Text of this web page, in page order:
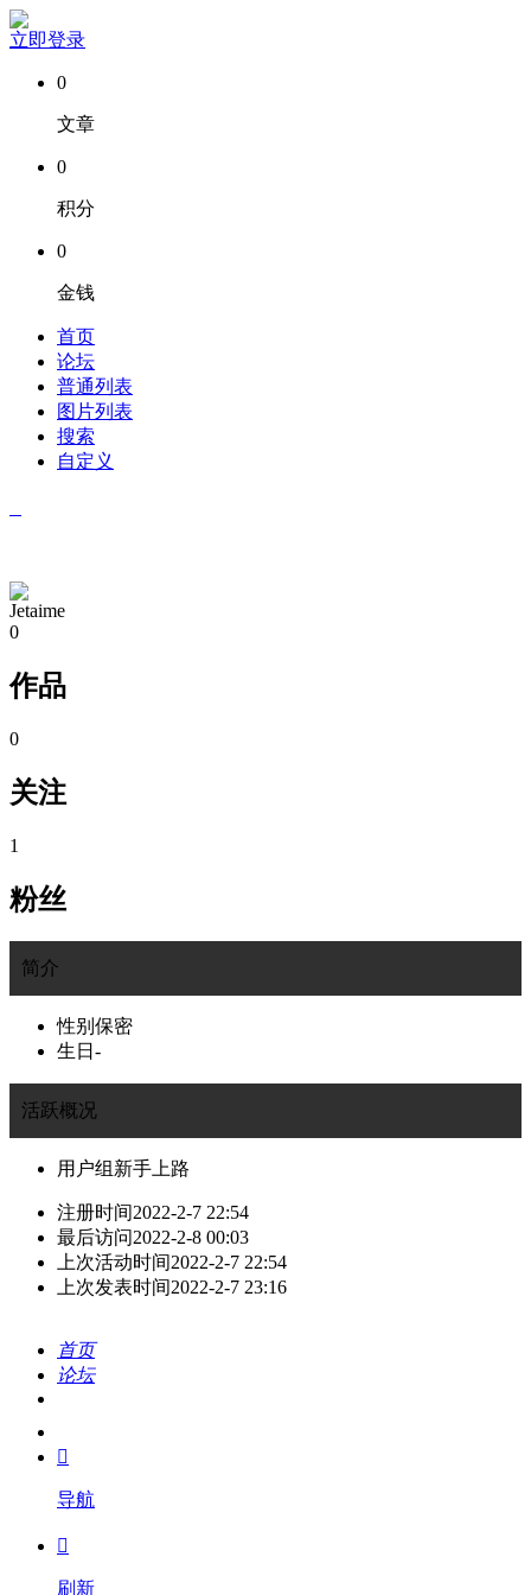
立即登录
0
文章
0
积分
0
金钱
首页
论坛
普通列表
图片列表
搜索
自定义
Jetaime
0
作品
0
关注
1
粉丝
简介
性别 保密
生日 -
活跃概况
用户组 新手上路
注册时间2022-2-7 22:54
最后访问2022-2-8 00:03
上次活动时间2022-2-7 22:54
上次发表时间2022-2-7 23:16
首页
论坛
我的

导航

刷新